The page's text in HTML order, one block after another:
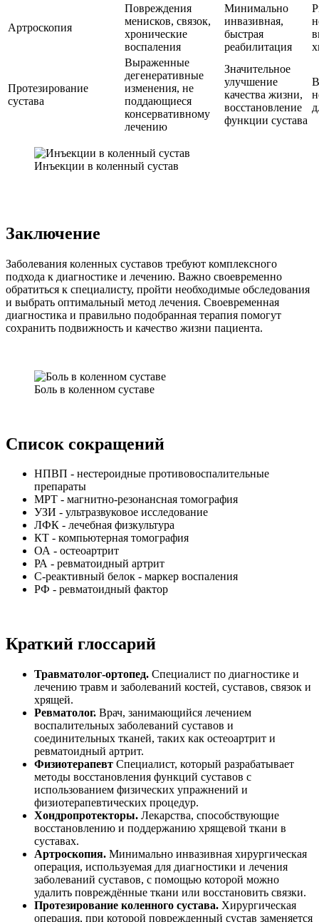
Артроскопия
Повреждения
менисков, связок,
хронические
воспаления
Минимально
инвазивная,
быстрая
реабилитация
Протезирование
сустава
Выраженные
дегенеративные
изменения, не
поддающиеся
консервативному
лечению
Значительное
улучшение
качества жизни,
восстановление
функции сустава
Инъекции в коленный сустав
Заключение
Заболевания коленных суставов требуют комплексного
подхода к диагностике и лечению. Важно своевременно
обратиться к специалисту, пройти необходимые обследования
и выбрать оптимальный метод лечения. Своевременная
диагностика и правильно подобранная терапия помогут
сохранить подвижность и качество жизни пациента.
Боль в коленном суставе
Список сокращений
НПВП - нестероидные противовоспалительные
препараты
МРТ - магнитно-резонансная томография
УЗИ - ультразвуковое исследование
ЛФК - лечебная физкультура
КТ - компьютерная томография
ОА - остеоартрит
РА - ревматоидный артрит
С-реактивный белок - маркер воспаления
РФ - ревматоидный фактор
Краткий глоссарий
Травматолог-ортопед. Специалист по диагностике и
лечению травм и заболеваний костей, суставов, связок и
хрящей.
Ревматолог. Врач, занимающийся лечением
воспалительных заболеваний суставов и
соединительных тканей, таких как остеоартрит и
ревматоидный артрит.
Физиотерапевт Специалист, который разрабатывает
методы восстановления функций суставов с
использованием физических упражнений и
физиотерапевтических процедур.
Хондропротекторы. Лекарства, способствующие
восстановлению и поддержанию хрящевой ткани в
суставах.
Артроскопия. Минимально инвазивная хирургическая
операция, используемая для диагностики и лечения
заболеваний суставов, с помощью которой можно
удалить повреждённые ткани или восстановить связки.
Протезирование коленного сустава. Хирургическая
операция, при которой поврежденный сустав заменяется